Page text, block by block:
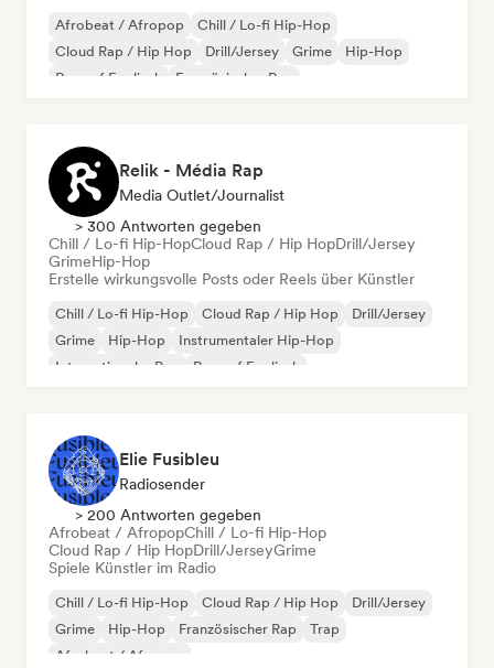
Afrobeat / Afropop
Chill / Lo-fi Hip-Hop
Cloud Rap / Hip Hop
Drill/Jersey Grime
Hip-Hop
Rap auf Englisch
Französischer Rap
Relik - Média Rap
Media Outlet/Journalist
> 300 Antworten gegeben
Chill / Lo-fi Hip-HopCloud Rap / Hip HopDrill/Jersey
GrimeHip-Hop
Erstelle wirkungsvolle Posts oder Reels über Künstler
Chill / Lo-fi Hip-Hop Cloud Rap / Hip Hop
Drill/Jersey
Grime
Hip-Hop
Instrumentaler Hip-Hop
Internationaler Rap
Rap auf Englisch
Elie Fusibleu
Radiosender
> 200 Antworten gegeben
Afrobeat / AfropopChill / Lo-fi Hip-Hop
Cloud Rap / Hip HopDrill/JerseyGrime
Spiele Künstler im Radio
Chill / Lo-fi Hip-Hop Cloud Rap / Hip Hop
Drill/Jersey
Grime
Hip-Hop Französischer Rap
Trap
Afrobeat / Afropop